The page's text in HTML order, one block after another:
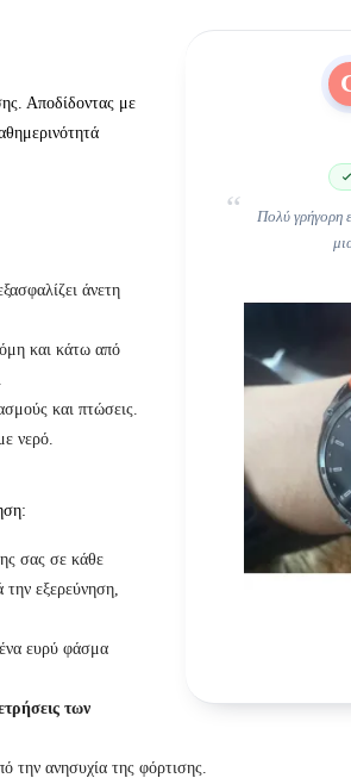
Πολύ γρήγορη
Αποδίδοντας με
άνετη
και κάτω από
και πτώσεις.
νερό.
σας σε κάθε
την εξερεύνηση,
ευρύ φάσμα
των
την ανησυχία της φόρτισης.